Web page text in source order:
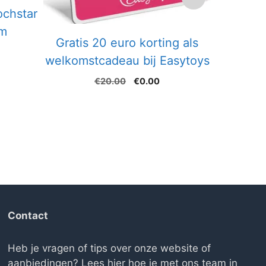
Gratis 20 euro korting als
welkomstcadeau bij Easytoys
€20.00
Oorspronkelijke
€0.00Huidige
Contact
Heb je vragen of tips over onze website of
aanbiedingen? Lees hier hoe je met ons team in